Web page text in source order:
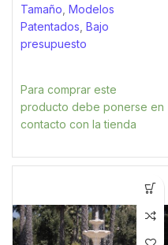
Tamaño Modelos
Patentados Bajo
presupuesto
Para comprar este
producto debe ponerse en
contacto con la tienda